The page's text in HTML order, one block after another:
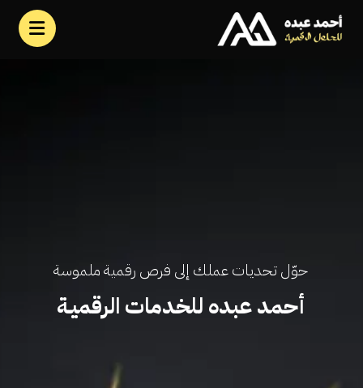
حوّل تحديات عملك إلى فرص رقمية ملموسة
أحمد عبده للخدمات الرقميـة